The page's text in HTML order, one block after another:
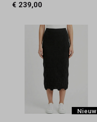
€ 239,00
Nieuw